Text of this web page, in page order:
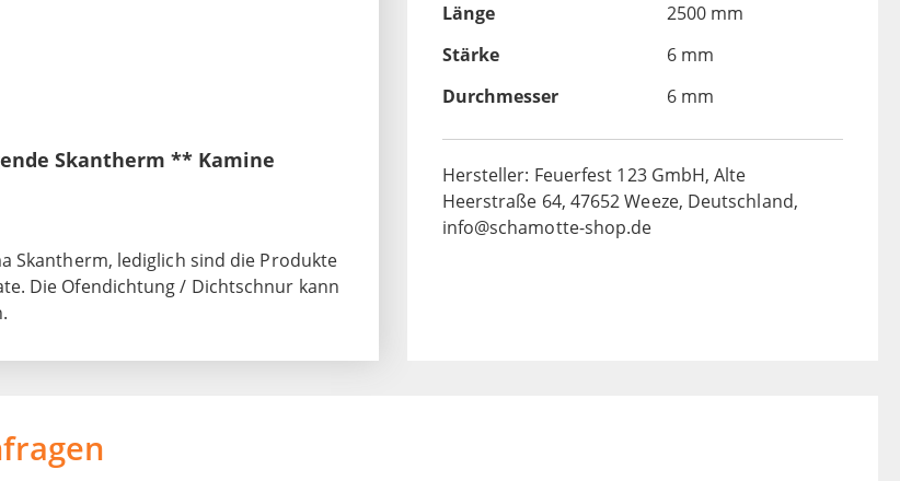
Skantherm ** Kamine
Skantherm, lediglich sind die Produkte
Die Ofendichtung / Dichtschnur kann
Länge
2500 mm
Stärke
6 mm
Durchmesser
6 mm
Hersteller: Feuerfest 123 GmbH, Alte
Heerstraße 64, 47652 Weeze, Deutschland,
info@schamotte-shop.de